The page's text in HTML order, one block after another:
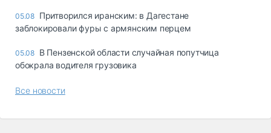
05.08 Притворился иранским: в Дагестане
заблокировали фуры с армянским перцем
05.08 В Пензенской области случайная попутчица
обокрала водителя грузовика
Все новости